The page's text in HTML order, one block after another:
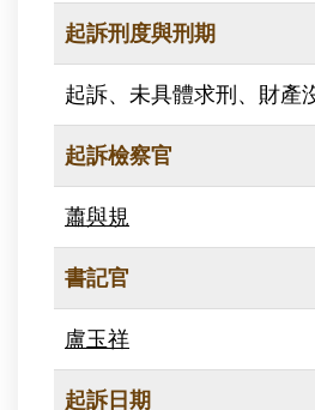
起訴刑度與刑期
起訴、未具體求刑、財產
起訴檢察官
蕭與規
書記官
盧玉祥
起訴日期